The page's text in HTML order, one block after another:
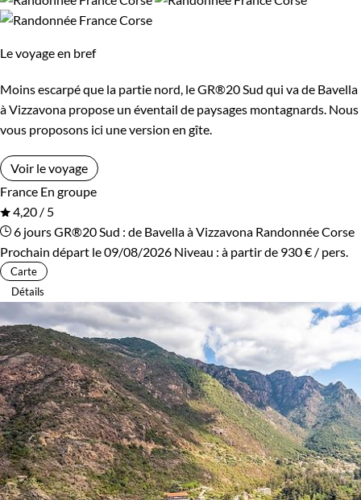
reconnecter avec la nature et l'histoire qui l'animent.
Guide de voyage Corse
Confort
Bivouac, sous tente
Standard Supérieur
Itinérance
Itinérant
En étoile
Environnement
Bord de mer et îles Forêts, collines, rivières et lacs
Montagne
Le voyage en bref
Moins escarpé que la partie nord, le GR®20 Sud qui va de Bavella
à Vizzavona propose un éventail de paysages montagnards. Nous
vous proposons ici une version en gîte.
Voir le voyage
France En groupe
4,20 / 5
6 joursGR®20 Sud : de Bavella à Vizzavona Randonnée Corse
Prochain départ le 09/08/2026 Niveau : à partir de 930 € / pers.
Carte
Détails